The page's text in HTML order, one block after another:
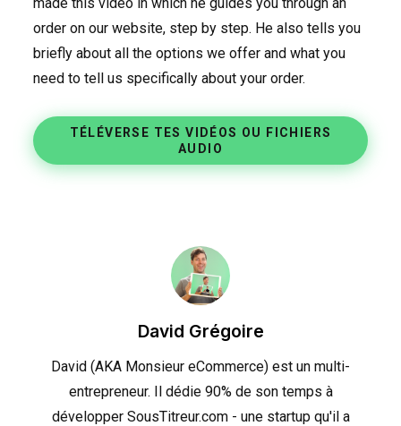
order on our website, step by step. He also tells you
briefly about all the options we offer and what you
need to tell us specifically about your order.
TÉLÉVERSE TES VIDÉOS OU FICHIERS
AUDIO
David Grégoire
David (AKA Monsieur eCommerce) est un multi-
entrepreneur. Il dédie 90% de son temps à
développer SousTitreur.com - une startup qu'il a